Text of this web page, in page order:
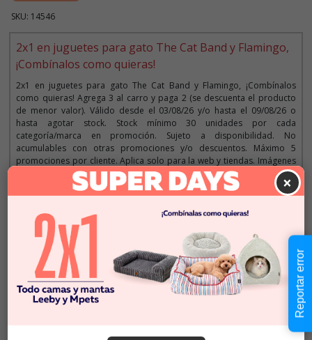
SKU: 14546
2x1 en juguetes para gato The Cat Band y Flamingo,
¡Combínalos como quieras!
2x1 en juguetes para gato The Cat Band y Flamingo, ¡Combínalos
como quieras! Agrega 3 al carro y paga 2 (se descuenta el producto
de menor valor). Válido desde el 03/08/26 y/o hasta el 09/08/26 o
hasta agotar stock. Stock mínimo 30 unidades por cada
categoría/marca en promoción. Sujeto a disponibilidad. No
acumulables con otras promociones y/o descuentos. Máximo 5
promociones por cliente. Aplica solo para la web y tiendas. Imágenes
Descripción
Cantidad:
-
$4.990
En Stock
×
Reportar error